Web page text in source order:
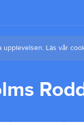
Läs vår